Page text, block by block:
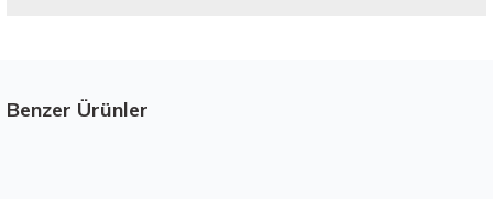
Görüş ve önerileriniz için teşekkür ederiz.
Benzer Ürünler